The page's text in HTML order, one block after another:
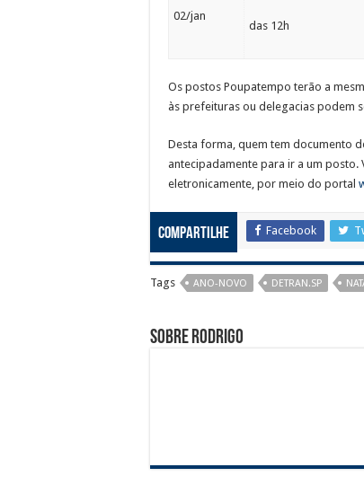
02/jan
das 12h
Os postos Poupatempo terão a
às prefeituras ou delegacias podem
Desta forma, quem tem documento
antecipadamente para ir a um
eletronicamente, por meio do portal
Compartilhe Facebook
Tags ANO-NOVO DETRAN.SP
Sobre rodrigo